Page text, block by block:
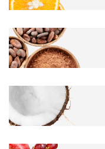
Auro Chocolate
Origines Chocolate
Makers